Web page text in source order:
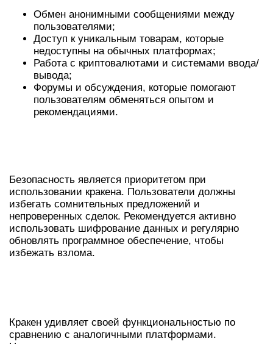
Обмен анонимными сообщениями между
пользователями;
Доступ к уникальным товарам, которые
недоступны на обычных платформах;
Работа с криптовалютами и системами ввода/
вывода;
Форумы и обсуждения, которые помогают
пользователям обменяться опытом и
рекомендациями.
Безопасность является приоритетом при
использовании кракена. Пользователи должны
избегать сомнительных предложений и
непроверенных сделок. Рекомендуется активно
использовать шифрование данных и регулярно
обновлять программное обеспечение, чтобы
избежать взлома.
Кракен удивляет своей функциональностью по
сравнению с аналогичными платформами.